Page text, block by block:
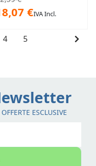
€IVA Incl.
Pagina
4 Pagina
5
ESCLUSIVE